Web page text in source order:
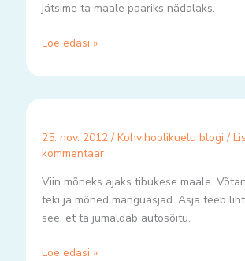
jätsime ta maale paariks nädalaks.
Loe edasi »
25. nov. 2012 / Kohvihoolikuelu blogi /
kommentaar
Viin mõneks ajaks tibukese maale.
teki ja mõned mänguasjad. Asja teeb
see, et ta jumaldab autosõitu.
Loe edasi »